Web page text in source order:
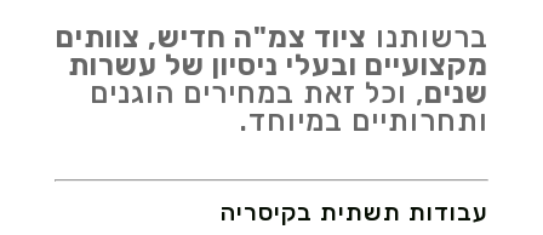
ברשותנו ציוד צמ"ה חדיש, צוותים
מקצועיים ובעלי ניסיון של עשרות
שנים, וכל זאת במחירים הוגנים
ותחרותיים במיוחד.
עבודות תשתית בקיסריה